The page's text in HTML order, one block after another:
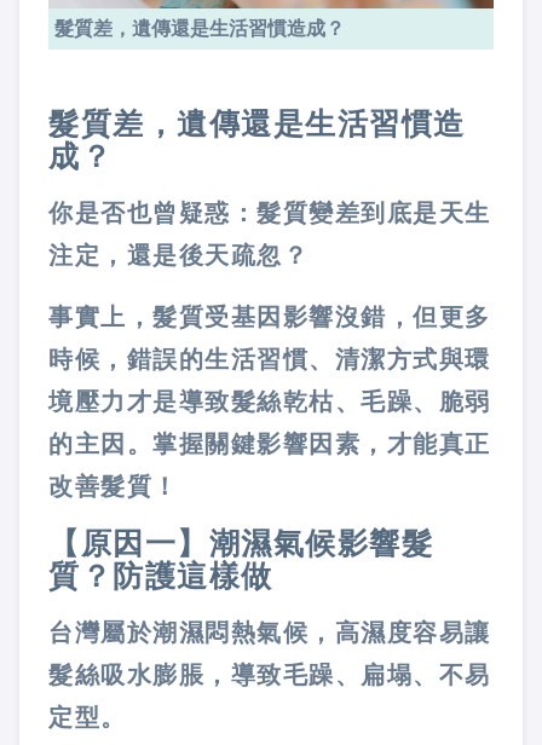
髮質差，遺傳還是生活習慣造成？
髮質差，遺傳還是生活習慣造
成？
你是否也曾疑惑：髮質變差到底是天生
注定，還是後天疏忽？
事實上，髮質受基因影響沒錯，但更多
時候， 錯誤的生活習慣、清潔方式與環
境壓力 才是導致髮絲乾枯、毛躁、脆弱
的主因。掌握關鍵影響因素，才能真正
改善髮質！
【原因一】潮濕氣候影響髮
質？防護這樣做
台灣屬於潮濕悶熱氣候，高濕度容易讓
髮絲吸水膨脹，導致毛躁、扁塌、不易
定型。